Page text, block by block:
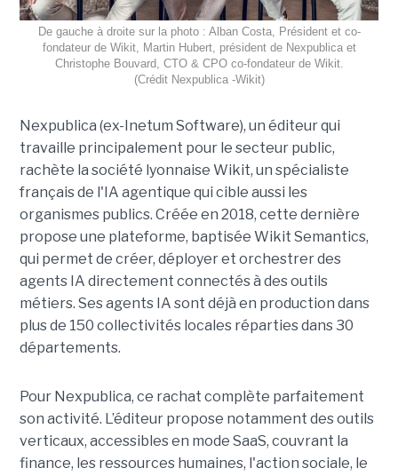
De gauche à droite sur la photo : Alban Costa, Président et co-
fondateur de Wikit, Martin Hubert, président de Nexpublica et
Christophe Bouvard, CTO & CPO co-fondateur de Wikit.
(Crédit Nexpublica -Wikit)
Nexpublica (ex-Inetum Software), un éditeur qui
travaille principalement pour le secteur public,
rachète la société lyonnaise Wikit, un spécialiste
français de l'IA agentique qui cible aussi les
organismes publics. Créée en 2018, cette dernière
propose une plateforme, baptisée Wikit Semantics,
qui permet de créer, déployer et orchestrer des
agents IA directement connectés à des outils
métiers. Ses agents IA sont déjà en production dans
plus de 150 collectivités locales réparties dans 30
départements.
Pour Nexpublica, ce rachat complète parfaitement
son activité. L’éditeur propose notamment des outils
verticaux, accessibles en mode SaaS, couvrant la
finance, les ressources humaines, l'action sociale, le